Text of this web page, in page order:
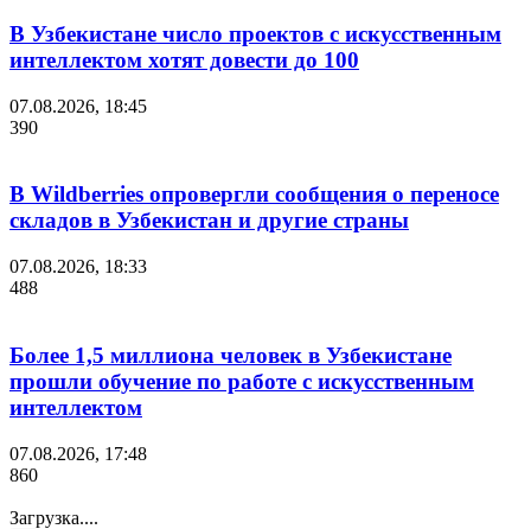
В Узбекистане число проектов с искусственным
интеллектом хотят довести до 100
07.08.2026, 18:45
390
В Wildberries опровергли сообщения о переносе
складов в Узбекистан и другие страны
07.08.2026, 18:33
488
Более 1,5 миллиона человек в Узбекистане
прошли обучение по работе с искусственным
интеллектом
07.08.2026, 17:48
860
Загрузка....